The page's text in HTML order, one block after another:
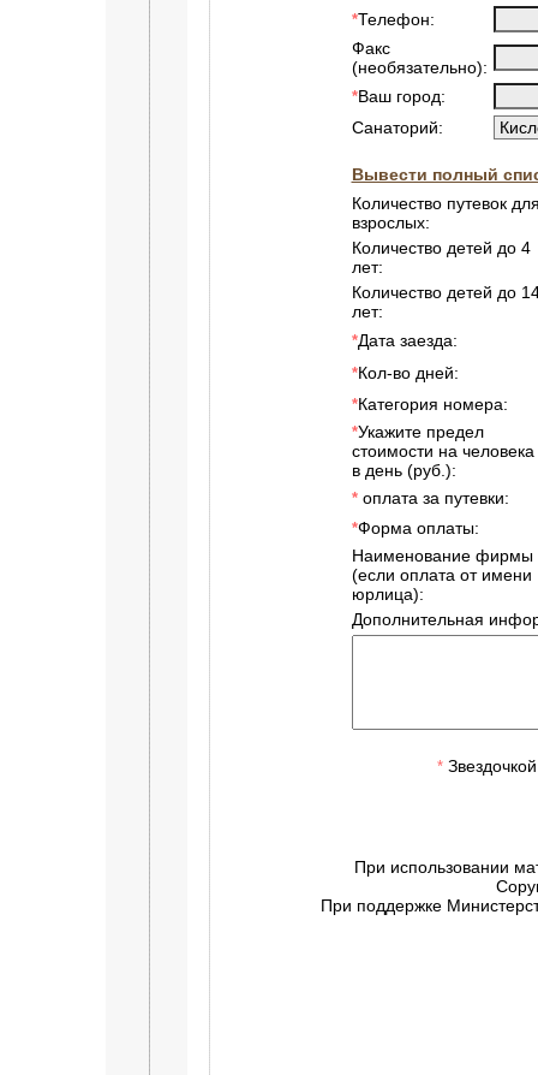
*Телефон:
Факс
(необязательно):
*Ваш город:
Санаторий:
Вывести полный
Количество путевок
взрослых:
Количество детей до 4
лет:
Количество детей до
лет:
*Дата заезда:
*Кол-во дней:
*Категория номера:
*Укажите предел
стоимости на человека
в день (руб.):
*оплата за путевки:
*Форма оплаты:
Наименование фирмы
(если оплата от имени
юрлица):
Дополнительная
*
При использовании
При поддержке